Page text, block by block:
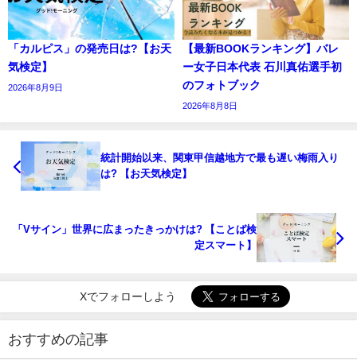
「カルピス」の発売日は?【お天
気検定】
2026年8月9日
【最新BOOKランキング】バレ
ー女子日本代表 石川真佑選手初
のフォトブック
2026年8月8日
統計開始以来、関東甲信越地方で最も遅い梅雨入り
は? 【お天気検定】
「Vサイン」世界に広まったきっかけは? 【ことば検
定スマート】
Xでフォローしよう
おすすめの記事